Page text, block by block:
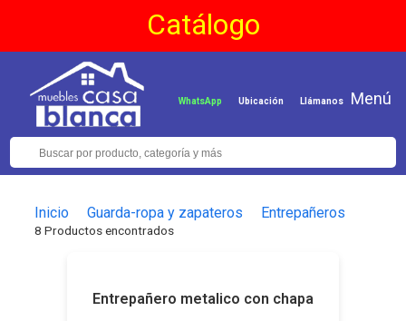
Catálogo
WhatsApp Ubicación Llámanos Menú
Inicio Guarda-ropa y zapateros Entrepañeros
8 Productos encontrados
Entrepañero metalico con chapa